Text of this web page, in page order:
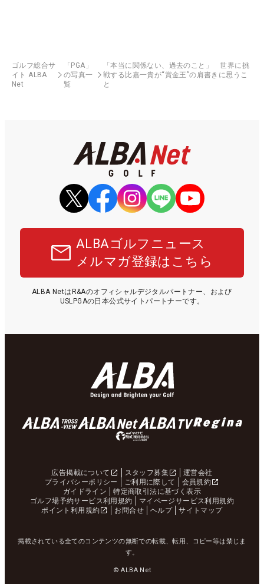
ゴルフ総合サ
イト ALBA
Net
「PGA」
の写真一
覧
「本当に関係ない、過去のこと」 世界に挑
戦する比嘉一貴が“賞金王”の肩書きに思うこ
と
ALBAゴルフニュース
メルマガ登録はこちら
ALBA NetはR&Aのオフィシャルデジタルパートナー、および
USLPGAの日本公式サイトパートナーです。
広告掲載について スタッフ募集
運営会社
プライバシーポリシー
ご利用に際して
会員規約
ガイドライン
特定商取引法に基づく表示
ゴルフ場予約サービス利用規約
マイページサービス利用規約
ポイント利用規約
お問合せ ヘルプ サイトマップ
掲載されている全てのコンテンツの無断での転載、転用、コピー等は禁じま
す。
© ALBA Net